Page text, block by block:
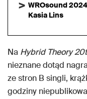
WROsound
Kasia Lins
Na Hybrid Theory
nieznane dotąd
ze stron B singli,
godziny